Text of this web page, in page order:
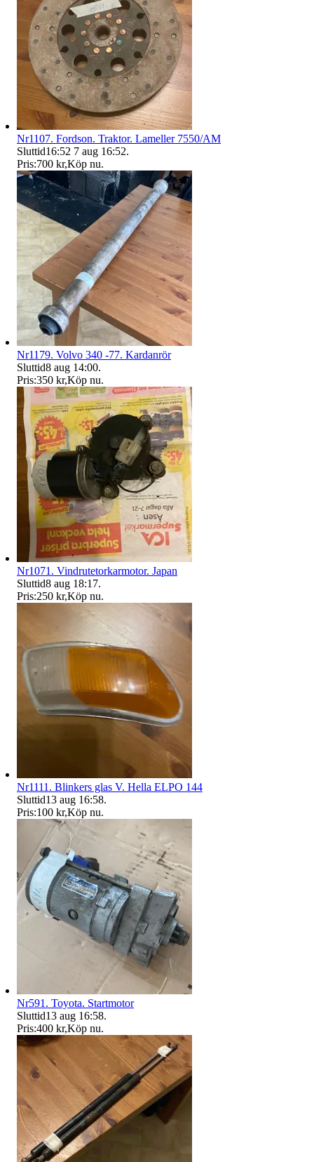
Nr1107. Fordson. Traktor. Lameller 7550/AM
Sluttid16:52 7 aug 16:52.
Pris:700 kr,Köp nu.
Nr1179. Volvo 340 -77. Kardanrör
Sluttid8 aug 14:00.
Pris:350 kr,Köp nu.
Nr1071. Vindrutetorkarmotor. Japan
Sluttid8 aug 18:17.
Pris:250 kr,Köp nu.
Nr1111. Blinkers glas V. Hella ELPO 144
Sluttid13 aug 16:58.
Pris:100 kr,Köp nu.
Nr591. Toyota. Startmotor
Sluttid13 aug 16:58.
Pris:400 kr,Köp nu.